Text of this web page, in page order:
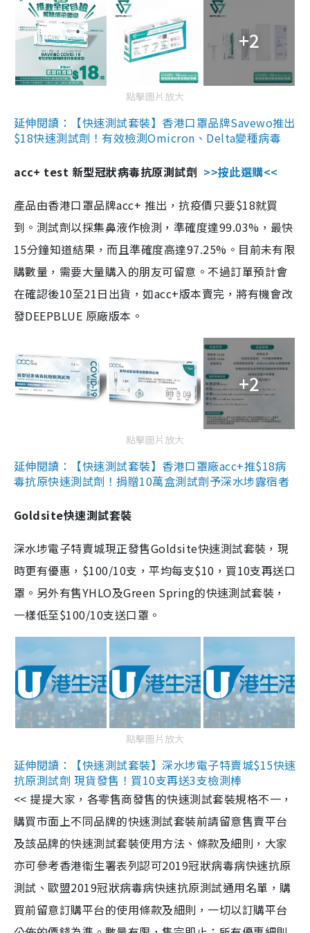
+2
點擊圖片放大
延伸閱讀：【快速測試套裝】香港口罩品牌Savewo推出
$18快速測試劑！有效檢測Omicron、Delta變種病毒
acc+ test 新型冠狀病毒抗原測試劑 >>按此選購<<
產品由香港口罩品牌acc+ 推出，抗疫價只要$18就買
到。測試劑以採集鼻液作檢測，準確度達99.03%，最快
15分鐘知道結果，而且準確度高達97.25%。目前未有限
購數量，需要大量購入的朋友可留意。不過訂單預計會
在確認後10至21日出貨，如acc+版本賣完，將有機會改
發DEEPBLUE 原廠版本。
+2
點擊圖片放大
延伸閱讀：【快速測試套裝】香港口罩廠acc+推$18病
毒抗原快速測試劑！捐贈10萬盒測試劑予深水埗露宿者
Goldsite快速測試套裝
深水埗電子特賣城現正發售Goldsite快速測試套裝，現
時更有優惠，$100/10支，平均每支$10，買10支再送口
罩。另外有售YHLO及Green Spring的快速測試套裝，
一樣低至$100/10支送口罩。
點擊圖片放大
延伸閱讀：【快速測試套裝】深水埗電子特賣城$15快速
抗原測試劑 現貨發售！買10支再送3支檢測棒
<< 提提大家，各零售商發售的快速測試套裝規格不一，
購買市面上不同品牌的快速測試套裝前請留意售賣平台
及該品牌的快速測試套裝使用方法、條款及細則，大家
亦可參考香港衞生署表列認可2019冠狀病毒病快速抗原
測試、歐盟2019冠狀病毒病快速抗原測試通用名單，購
買前留意訂購平台的使用條款及細則，一切以訂購平台